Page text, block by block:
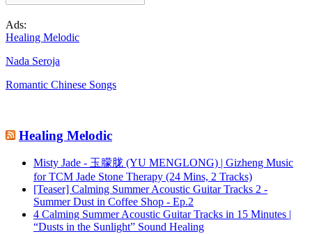
Ads:
Healing Melodic
Nada Seroja
Romantic Chinese Songs
Healing Melodic
Misty Jade - 玉朦胧 (YU MENGLONG) | Gizheng Music
for TCM Jade Stone Therapy (24 Mins, 2 Tracks)
[Teaser] Calming Summer Acoustic Guitar Tracks 2 -
Summer Dust in Coffee Shop - Ep.2
4 Calming Summer Acoustic Guitar Tracks in 15 Minutes |
“Dusts in the Sunlight” Sound Healing